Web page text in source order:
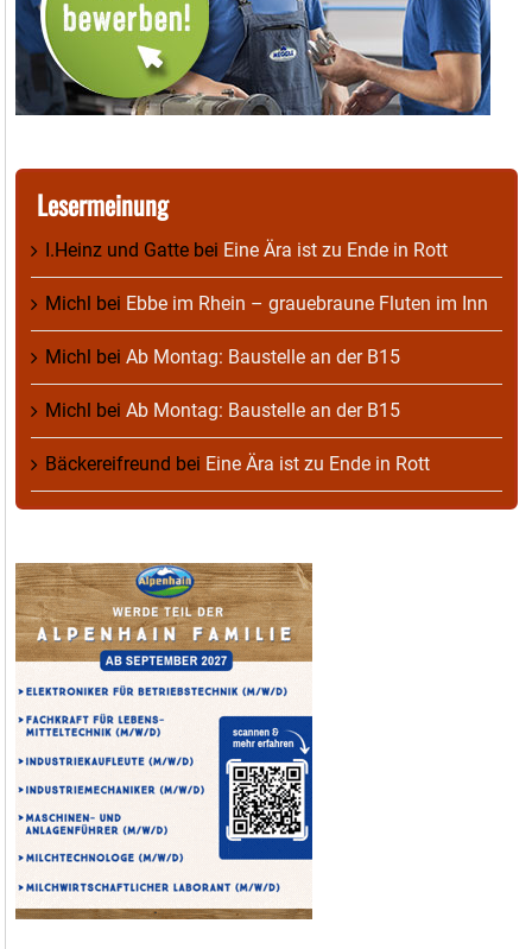
Lesermeinung
I.Heinz und Gatte bei Eine Ära ist zu Ende in Rott
Michl bei Ebbe im Rhein – grauebraune Fluten im Inn
Michl bei Ab Montag: Baustelle an der B15
Michl bei Ab Montag: Baustelle an der B15
Bäckereifreund bei Eine Ära ist zu Ende in Rott